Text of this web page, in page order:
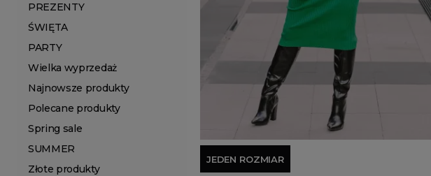
PREZENTY
ŚWIĘTA
PARTY
Wielka wyprzedaż
Najnowsze produkty
Polecane produkty
Spring sale
SUMMER
Złote produkty
JEDEN ROZMIAR